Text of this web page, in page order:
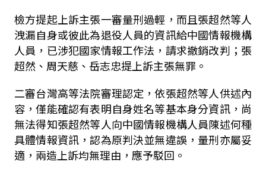
檢方提起上訴主張一審量刑過輕，而且張超然等人
洩漏自身或彼此為退役人員的資訊給中國情報機構
人員，已涉犯國家情報工作法，請求撤銷改判；張
超然、周天慈、岳志忠提上訴主張無罪。
二審台灣高等法院審理認定，依張超然等人供述內
容，僅能確認有表明自身姓名等基本身分資訊，尚
無法得知張超然等人向中國情報機構人員陳述何種
具體情報資訊，認為原判決並無違誤，量刑亦屬妥
適，兩造上訴均無理由，應予駁回。